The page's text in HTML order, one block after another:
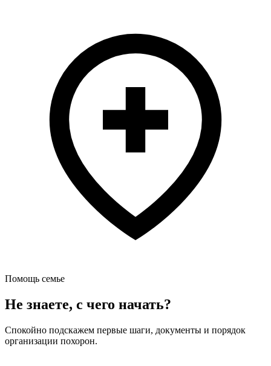
Помощь семье
Не знаете, с чего начать?
Спокойно подскажем первые шаги, документы и порядок
организации похорон.